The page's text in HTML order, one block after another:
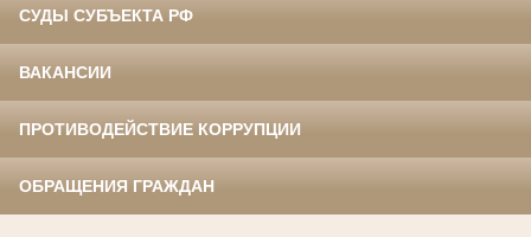
СУДЫ СУБЪЕКТА РФ
ВАКАНСИИ
ПРОТИВОДЕЙСТВИЕ КОРРУПЦИИ
ОБРАЩЕНИЯ ГРАЖДАН